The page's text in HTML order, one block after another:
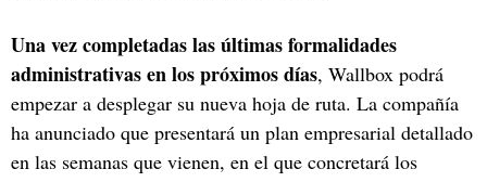
Una vez completadas las últimas formalidades
administrativas en los próximos días, Wallbox podrá
empezar a desplegar su nueva hoja de ruta. La compañía
ha anunciado que presentará un plan empresarial detallado
en las semanas que vienen, en el que concretará los